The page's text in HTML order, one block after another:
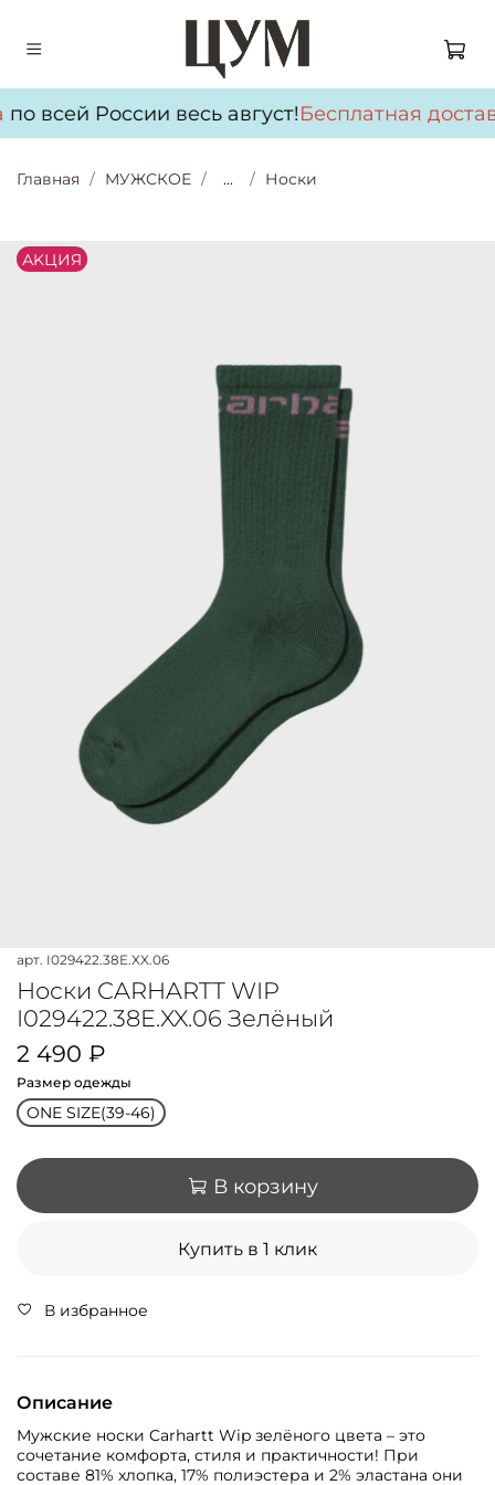
всей России весь август!Бесплатная
Главная МУЖСКОЕ ... Носки
АKЦИЯ
арт. I029422.38E.XX.06
Носки CARHARTT WIP
I029422.38E.XX.06 Зелёный
2 490 ₽
Размер одежды
ONE SIZE(39-46)
В корзину
Купить в 1 клик
В избранное
Описание
Мужские носки Carhartt Wip зелёного цвета – это
сочетание комфорта, стиля и практичности! При
составе 81% хлопка, 17% полиэстера и 2% эластана они